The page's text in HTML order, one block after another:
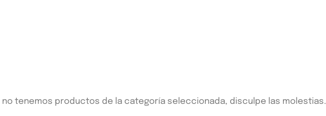
no tenemos productos de la categoría seleccionada, disculpe las molestias.